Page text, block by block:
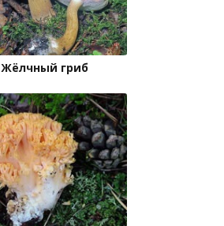
Жёлчный гриб